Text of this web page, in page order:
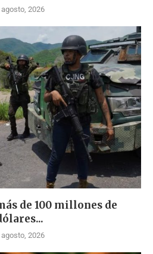
agosto, 2026
de 100 millones de
agosto, 2026